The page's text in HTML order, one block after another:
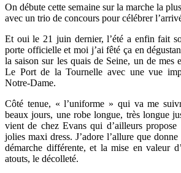
On débute cette semaine sur la marche la
avec un trio de concours pour célébrer
Et oui le 21 juin dernier, l’été a enfin fait
porte officielle et moi j’ai fêté ça en
la saison sur les quais de Seine, un de mes
Le Port de la Tournelle avec une vue
Notre-Dame.
Côté tenue, « l’uniforme » qui va me
beaux jours, une robe longue, très longue
vient de chez Evans qui d’ailleurs
jolies maxi dress. J’adore l’allure que
démarche différente, et la mise en valeur
atouts, le décolleté.